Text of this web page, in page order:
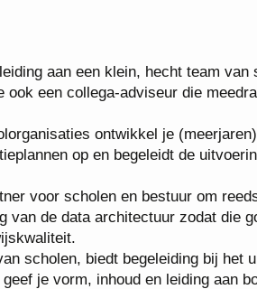
aan een klein, hecht team van
een collega-adviseur die
ontwikkel je
op en begeleidt de
voor scholen en bestuur om
van de data architectuur zodat die
scholen, biedt begeleiding bij het
je vorm, inhoud en leiding aan